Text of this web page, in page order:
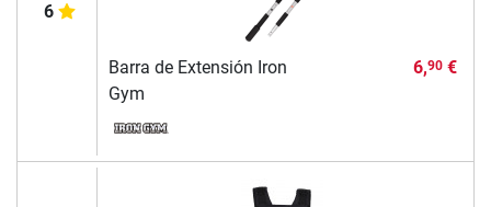
6
Barra de Extensión Iron
Gym
6,90€